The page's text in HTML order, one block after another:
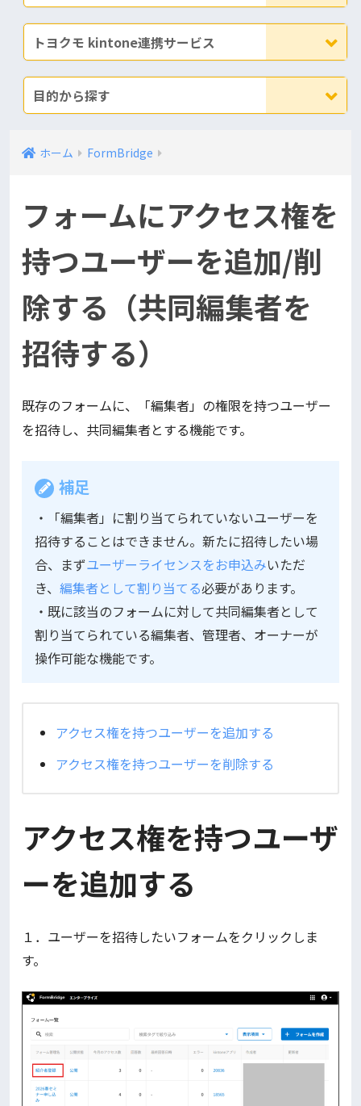
トヨクモ kintone連携サービス
目的から探す
ホーム FormBridge
フォームにアクセス権を
持つユーザーを追加/削
除する（共同編集者を
招待する）
既存のフォームに、「編集者」の権限を持つユーザー
を招待し、共同編集者とする機能です。
補足
・「編集者」に割り当てられていないユーザーを
招待することはできません。新たに招待したい場
合、まずユーザーライセンスをお申込みいただ
き、 編集者として割り当てる必要があります。
・既に該当のフォームに対して共同編集者として
割り当てられている編集者、管理者、オーナーが
操作可能な機能です。
アクセス権を持つユーザーを追加する
アクセス権を持つユーザーを削除する
アクセス権を持つユーザ
ーを追加する
１．ユーザーを招待したいフォームをクリックしま
す。